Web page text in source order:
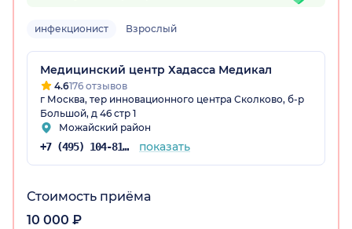
инфекционист Взрослый
Медицинский центр Хадасса Медикал
4.6176 отзывов
г Москва, тер инновационного центра Сколково, б-р
Большой, д 46 стр 1
Можайский район
+7 (495) 104-81-22 показать
Стоимость приёма
10 000 ₽